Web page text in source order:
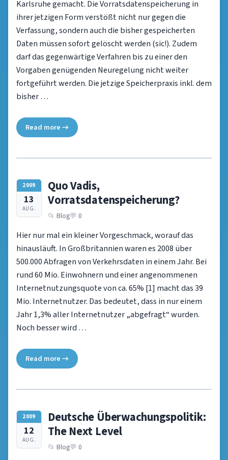
Karlsruhe gemacht. Die Vorratsdatenspeicherung in
ihrer jetzigen Form verstößt nicht nur gegen die
Verfassung, sondern auch die bisher gespeicherten
Daten müssen sofort gelöscht werden (sic!). Zudem
darf das gegenwärtige Verfahren bis zu einer den
Vorgaben genügenden Neuregelung nicht weiter
fortgeführt werden. Die jetzige Speicherpraxis inkl. dem
bisher …
Read more →
2009
13
AUG.
Quo Vadis,
Vorratsdatenspeicherung?
Blog 0
Hier nur mal ein kleiner Vorgeschmack, worauf das
hinausläuft. In Großbritannien waren es 2008 über
500.000 Abfragen von Verkehrsdaten in einem Jahr. Bei
rund 60 Mio. Einwohnern und einer angenommenen
Internetnutzungsquote von ca. 65% [1] macht das 39
Mio. Internetnutzer. Das bedeutet, dass in nur einem
Jahr 1,3% aller Internetnutzer „abgefragt“ wurden.
Noch besser wird …
Read more →
2009
12
AUG.
Deutsche Überwachungspolitik:
The Next Level
Blog 0